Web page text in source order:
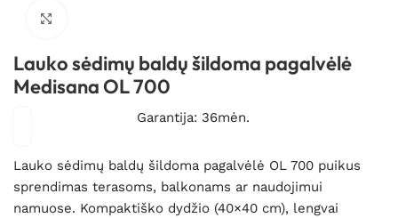
Lauko sėdimų baldų šildoma pagalvėlė
Medisana OL 700
Garantija: 36mėn.
Lauko sėdimų baldų šildoma pagalvėlė OL 700 puikus
sprendimas terasoms, balkonams ar naudojimui
namuose. Kompaktiško dydžio (40×40 cm), lengvai